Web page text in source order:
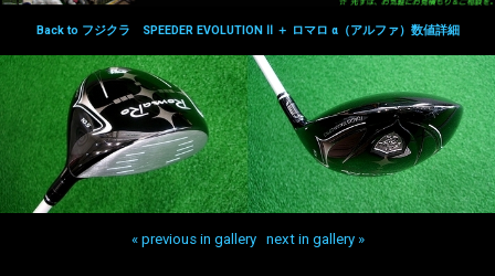
Back to フジクラ SPEEDER EVOLUTION Ⅱ ＋ ロマロ α（アルファ）数値詳細
« previous in gallery next in gallery »